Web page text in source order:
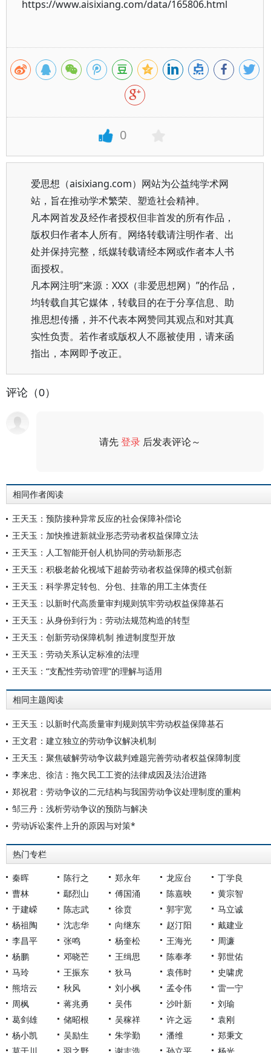
https://www.aisixiang.com/data/165806.html
0
爱思想（aisixiang.com）网站为公益纯学术网
站，旨在推动学术繁荣、塑造社会精神。
凡本网首发及经作者授权但非首发的所有作品，
版权归作者本人所有。网络转载请注明作者、出
处并保持完整，纸媒转载请经本网或作者本人书
面授权。
凡本网注明“来源：XXX（非爱思想网）”的作品，
均转载自其它媒体，转载目的在于分享信息、助
推思想传播，并不代表本网赞同其观点和对其真
实性负责。若作者或版权人不愿被使用，请来函
指出，本网即予改正。
评论（0）
请先登录 后发表评论～
相同作者阅读
王天玉：预防接种异常反应的社会保障补偿论
王天玉：加快推进新就业形态劳动者权益保障立法
王天玉：人工智能开创人机协同的劳动新形态
王天玉：积极老龄化视域下超龄劳动者权益保障的模式创新
王天玉：科学界定转包、分包、挂靠的用工主体责任
王天玉：以新时代高质量审判规则筑牢劳动权益保障基石
王天玉：从身份到行为：劳动法规范构造的转型
王天玉：创新劳动保障机制 推进制度型开放
王天玉：劳动关系认定标准的法理
王天玉：“支配性劳动管理”的理解与适用
相同主题阅读
王天玉：以新时代高质量审判规则筑牢劳动权益保障基石
王文君：建立独立的劳动争议解决机制
王天玉：聚焦破解劳动争议裁判难题完善劳动者权益保障制度
李来忠、徐洁：拖欠民工工资的法律成因及法治进路
郑祝君：劳动争议的二元结构与我国劳动争议处理制度的重构
邹三丹：浅析劳动争议的预防与解决
劳动诉讼案件上升的原因与对策*
热门专栏
秦晖 陈行之 郑永年 龙应台
丁学良
曹林
鄢烈山 傅国涌 陈嘉映
黄宗智
于建嵘
陈志武 徐贲 郭宇宽
马立诚
杨祖陶
沈志华 向继东 赵汀阳
戴建业
李昌平
张鸣 杨奎松 王海光
周濂
杨鹏
邓晓芒 王缉思 陈奉孝
郭世佑
马玲
王振东 狄马 袁伟时
史啸虎
熊培云
秋风 刘小枫 孟令伟
雷一宁
周枫
蒋兆勇 吴伟 沙叶新
刘瑜
葛剑雄
储昭根 吴稼祥 许之远
袁刚
杨小凯
吴励生 朱学勤 潘维
郑秉文